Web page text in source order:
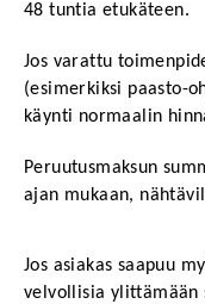
48 tuntia etukäteen.
Jos varattu
(esimerkiksi paasto-
käynti normaalin
Peruutusmaksun
ajan mukaan,
Jos asiakas saapuu
velvollisia ylittämään